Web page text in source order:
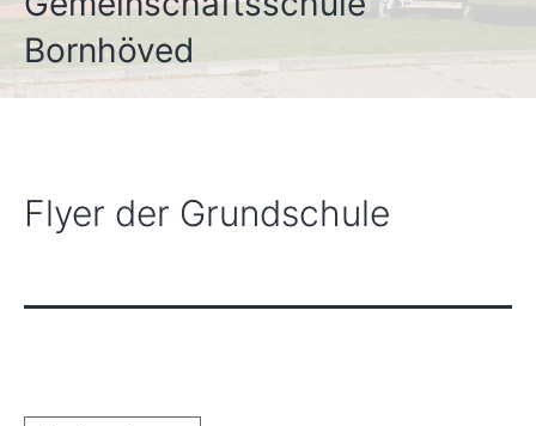
Bornhöved
Flyer der Grundschule